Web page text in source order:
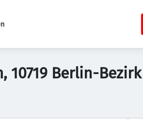
10719 Berlin-Bezirk